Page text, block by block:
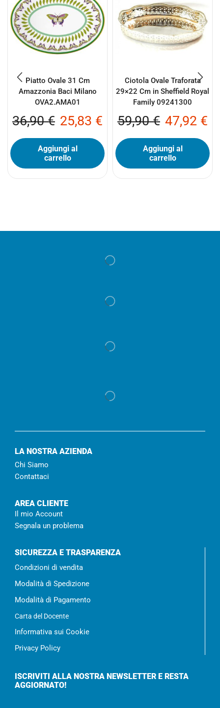
Piatto Ovale 31 Cm
Amazzonia Baci Milano
OVA2.AMA01
36,90€ 25,83 €
Aggiungi al
carrello
Ciotola Ovale Traforata
29×22 Cm in Sheffield Royal
Family 09241300
59,90€ 47,92 €
Aggiungi al
carrello
LA NOSTRA AZIENDA
Chi Siamo
Contattaci
AREA CLIENTE
Il mio Account
Segnala un problema
SICUREZZA E TRASPARENZA
Condizioni di vendita
Modalità di Spedizione
Modalità di Pagamento
Carta del Docente
Informativa sui Cookie
Privacy Policy
ISCRIVITI ALLA NOSTRA NEWSLETTER E RESTA
AGGIORNATO!